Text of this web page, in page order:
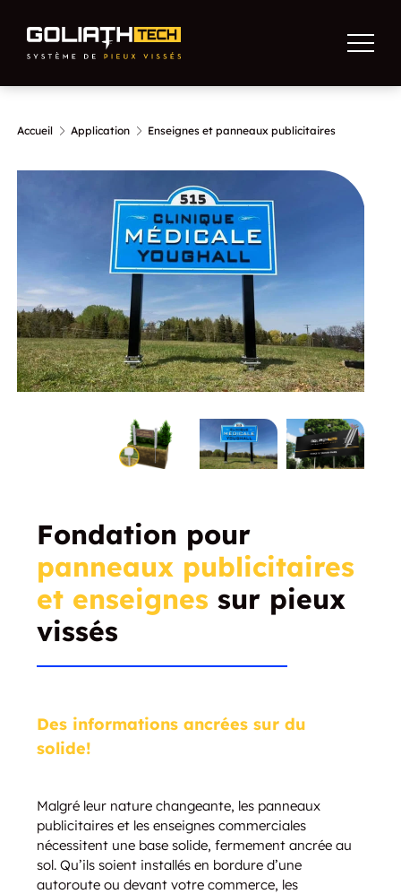
Accueil Application Enseignes et panneaux publicitaires
Fondation pour
panneaux publicitaires
et enseignes sur pieux
vissés
Des informations ancrées sur du
solide!
Malgré leur nature changeante, les panneaux
publicitaires et les enseignes commerciales
nécessitent une base solide, fermement ancrée au
sol. Qu’ils soient installés en bordure d’une
autoroute ou devant votre commerce, les